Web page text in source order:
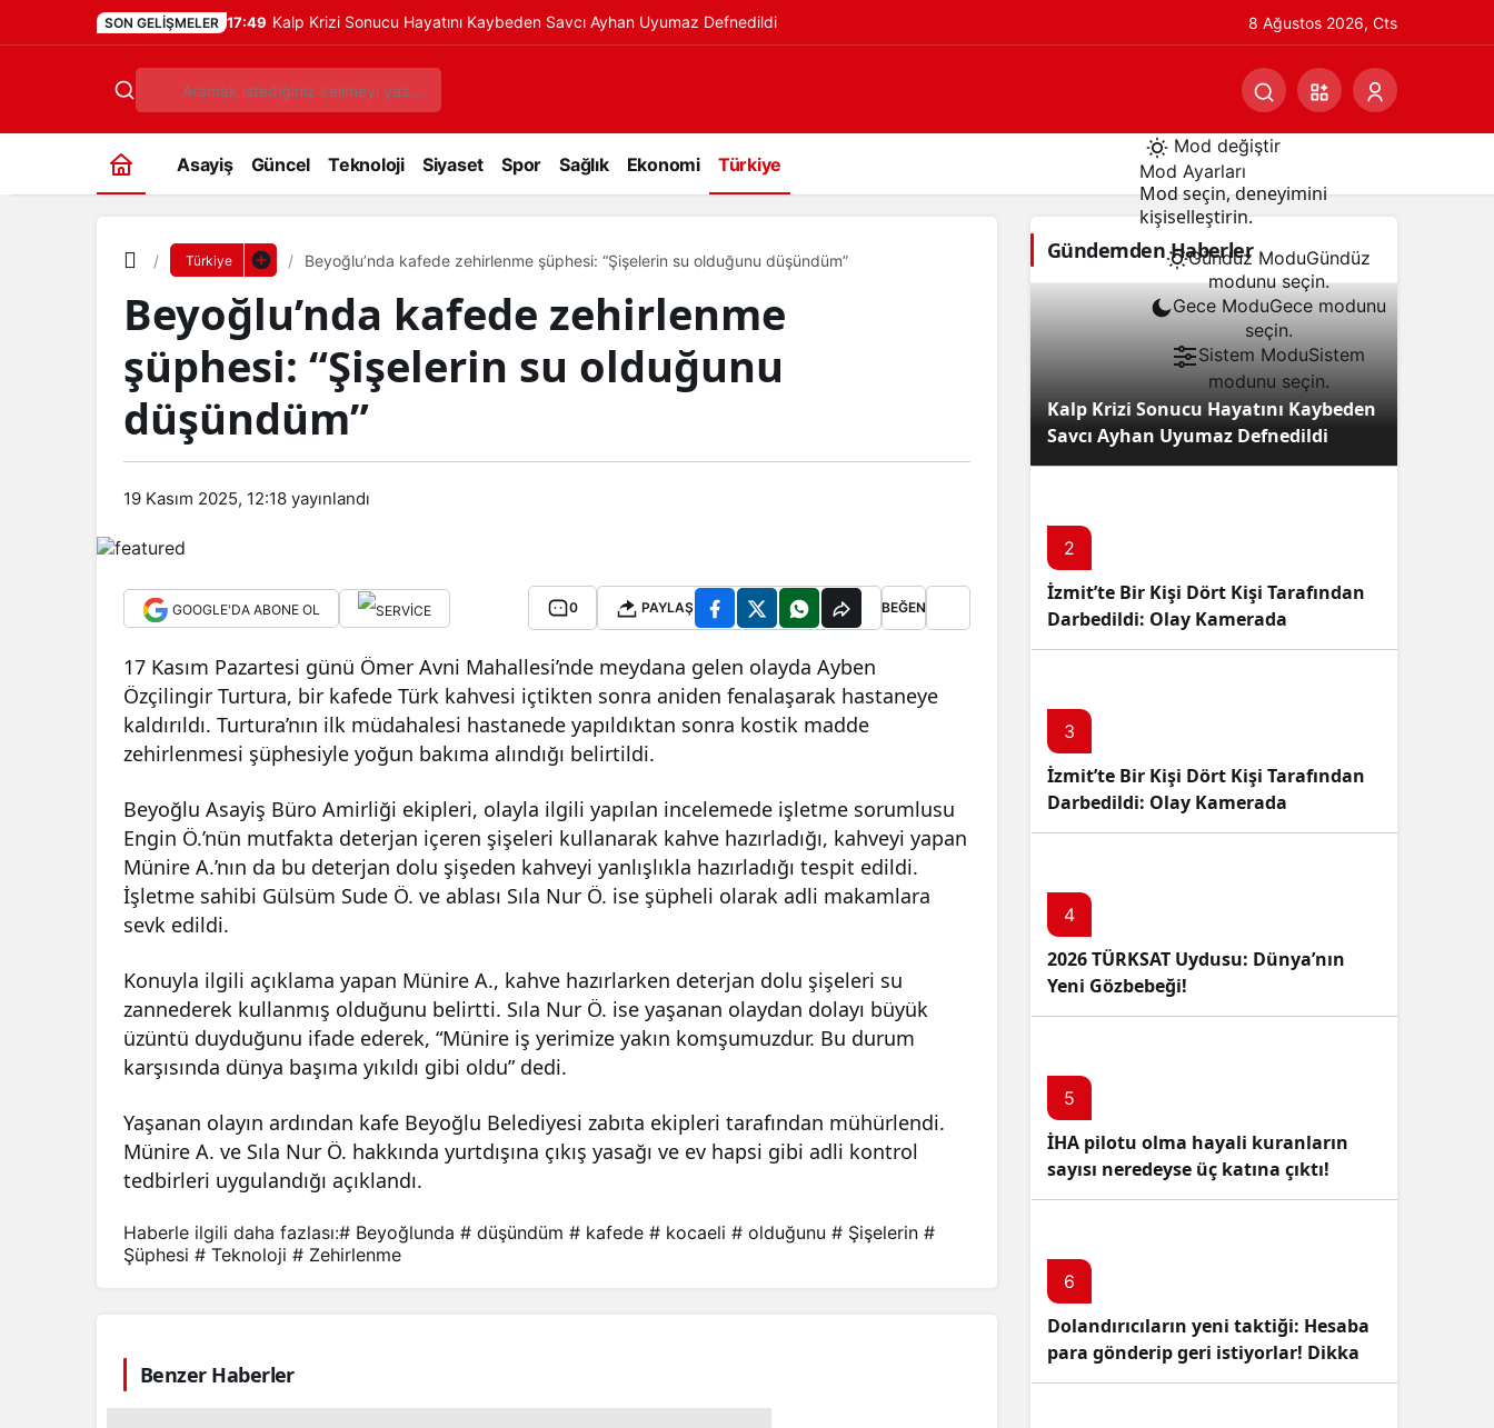
SON GELIŞMELER 17:49 Kalp Krizi Sonucu Hayatını Kaybeden Savcı Ayhan Uyumaz Defnedildi 8 Ağustos 2026, Cts
Asayiş Güncel Teknoloji Siyaset Spor Sağlık Ekonomi Türkiye
Mod değiştir
Mod Ayarları
Mod seçin, deneyimini
kişiselleştirin.
Gündüz ModuGündüz
modunu seçin.
Gece ModuGece modunu
seçin.
Sistem ModuSistem
modunu seçin.
Türkiye Beyoğlu’nda kafede zehirlenme şüphesi: “Şişelerin su olduğunu düşündüm”
Beyoğlu’nda kafede zehirlenme
şüphesi: “Şişelerin su olduğunu
düşündüm”
19 Kasım 2025, 12:18 yayınlandı
GOOGLE'DA ABONE OL 0 PAYLAŞ BEĞEN
17 Kasım Pazartesi günü Ömer Avni Mahallesi’nde meydana gelen olayda Ayben
Özçilingir Turtura, bir kafede Türk kahvesi içtikten sonra aniden fenalaşarak hastaneye
kaldırıldı. Turtura’nın ilk müdahalesi hastanede yapıldıktan sonra kostik madde
zehirlenmesi şüphesiyle yoğun bakıma alındığı belirtildi.
Beyoğlu Asayiş Büro Amirliği ekipleri, olayla ilgili yapılan incelemede işletme sorumlusu
Engin Ö.’nün mutfakta deterjan içeren şişeleri kullanarak kahve hazırladığı, kahveyi yapan
Münire A.’nın da bu deterjan dolu şişeden kahveyi yanlışlıkla hazırladığı tespit edildi.
İşletme sahibi Gülsüm Sude Ö. ve ablası Sıla Nur Ö. ise şüpheli olarak adli makamlara
sevk edildi.
Konuyla ilgili açıklama yapan Münire A., kahve hazırlarken deterjan dolu şişeleri su
zannederek kullanmış olduğunu belirtti. Sıla Nur Ö. ise yaşanan olaydan dolayı büyük
üzüntü duyduğunu ifade ederek, “Münire iş yerimize yakın komşumuzdur. Bu durum
karşısında dünya başıma yıkıldı gibi oldu” dedi.
Yaşanan olayın ardından kafe Beyoğlu Belediyesi zabıta ekipleri tarafından mühürlendi.
Münire A. ve Sıla Nur Ö. hakkında yurtdışına çıkış yasağı ve ev hapsi gibi adli kontrol
tedbirleri uygulandığı açıklandı.
Haberle ilgili daha fazlası:# Beyoğlunda # düşündüm # kafede # kocaeli # olduğunu # Şişelerin #
Şüphesi # Teknoloji # Zehirlenme
Benzer Haberler
Gündemden Haberler
Kalp Krizi Sonucu Hayatını Kaybeden
Savcı Ayhan Uyumaz Defnedildi
2
İzmit’te Bir Kişi Dört Kişi Tarafından
Darbedildi: Olay Kamerada
3
İzmit’te Bir Kişi Dört Kişi Tarafından
Darbedildi: Olay Kamerada
4
2026 TÜRKSAT Uydusu: Dünya’nın
Yeni Gözbebeği!
5
İHA pilotu olma hayali kuranların
sayısı neredeyse üç katına çıktı!
6
Dolandırıcıların yeni taktiği: Hesaba
para gönderip geri istiyorlar! Dikkat
Edin!